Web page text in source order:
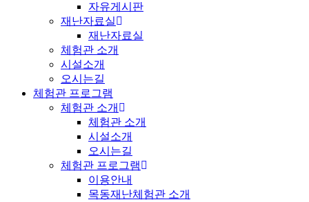
자유게시판
재난자료실
재난자료실
체험관 소개
시설소개
오시는길
체험관 프로그램
체험관 소개
체험관 소개
시설소개
오시는길
체험관 프로그램
이용안내
목동재난체험관 소개